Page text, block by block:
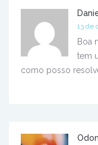
13 de
Boa
tem
como posso